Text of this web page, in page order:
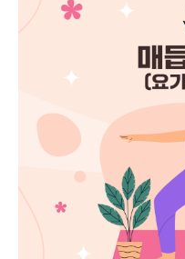
프로그램 <11월 15일(금) : 농담
가요? 농담의 특징을 이해하고
<11월 22일(금) : 표현예술치료
와서 어디를 향해 가는 걸까요?
글을 쓰고 그림을 그려봅니다.
야기> AI로 위로 받을 수 있을까
야기를 나누고 그려봅니다. ☑️ 문의사항 ▪️ E-mail.
sp0408@naver.com ▪️ Tel. 010-
https://forms.gle/